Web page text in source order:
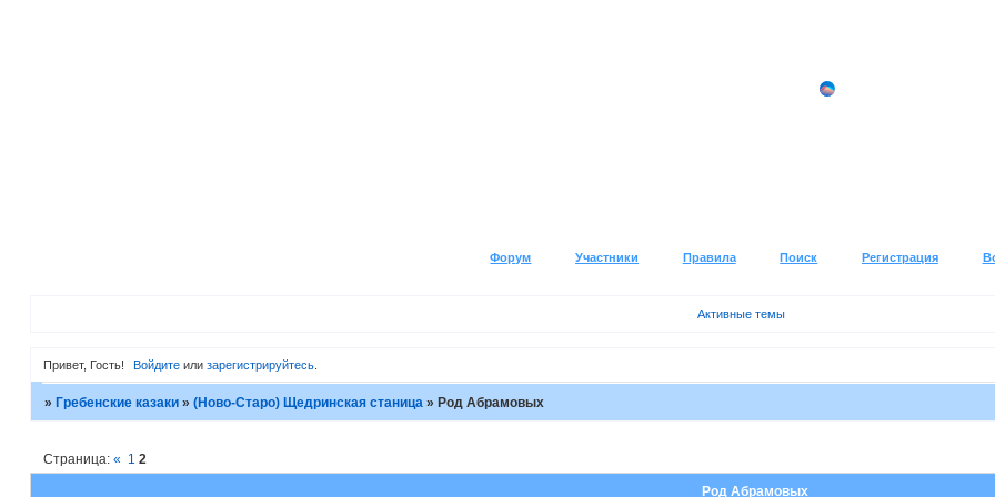
Форум Участники Правила Поиск Регистрация
Активные темы
Привет, Гость! Войдите илизарегистрируйтесь
» Гребенские казаки » (Ново-Старо) Щедринская станица » Род Абрамовых
Род Абрамовых
Страница: « 1 2